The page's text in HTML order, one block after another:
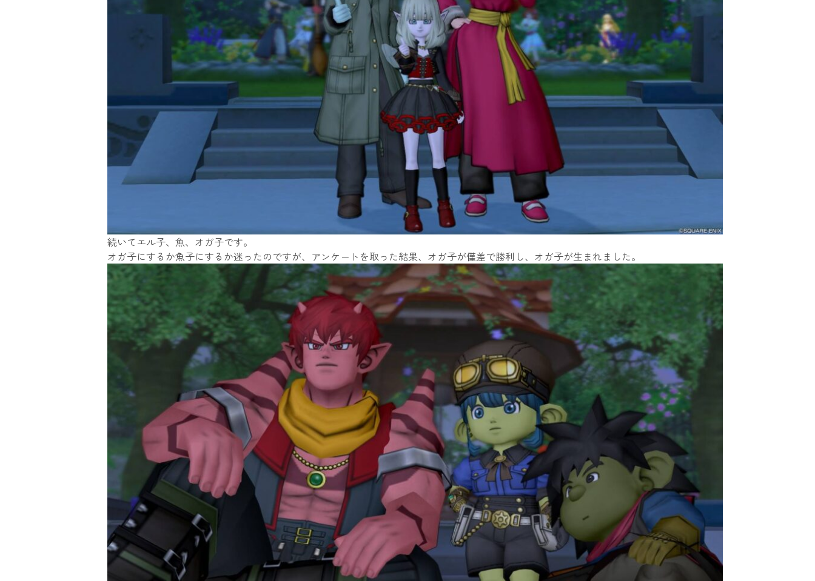
続いてエル子、魚、オガ子です。
オガ子にするか魚子にするか迷ったのですが、アンケートを取った結果、オガ子が僅差で勝利し、オガ子が生まれました。